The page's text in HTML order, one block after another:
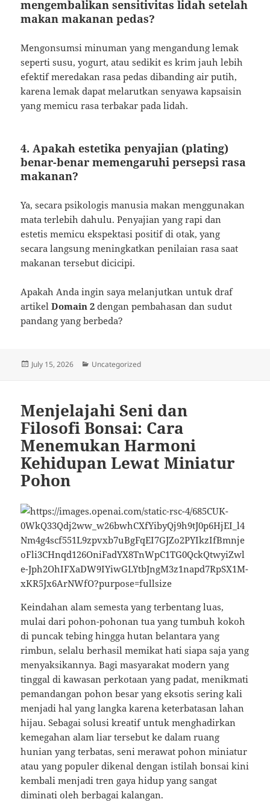
mengembalikan sensitivitas lidah setelah
makan makanan pedas?
Mengonsumsi minuman yang mengandung lemak
seperti susu, yogurt, atau sedikit es krim jauh lebih
efektif meredakan rasa pedas dibanding air putih,
karena lemak dapat melarutkan senyawa kapsaisin
yang memicu rasa terbakar pada lidah.
4. Apakah estetika penyajian (plating)
benar-benar memengaruhi persepsi rasa
makanan?
Ya, secara psikologis manusia makan menggunakan
mata terlebih dahulu. Penyajian yang rapi dan
estetis memicu ekspektasi positif di otak, yang
secara langsung meningkatkan penilaian rasa saat
makanan tersebut dicicipi.
Apakah Anda ingin saya melanjutkan untuk draf
artikelDomain 2 dengan pembahasan dan sudut
pandang yang berbeda?
Posted
July 15, 2026 Categories
Uncategorized
Menjelajahi Seni dan
Filosofi Bonsai: Cara
Menemukan Harmoni
Kehidupan Lewat Miniatur
Pohon
Keindahan alam semesta yang terbentang luas,
mulai dari pohon-pohonan tua yang tumbuh kokoh
di puncak tebing hingga hutan belantara yang
rimbun, selalu berhasil memikat hati siapa saja yang
menyaksikannya. Bagi masyarakat modern yang
tinggal di kawasan perkotaan yang padat, menikmati
pemandangan pohon besar yang eksotis sering kali
menjadi hal yang langka karena keterbatasan lahan
hijau. Sebagai solusi kreatif untuk menghadirkan
kemegahan alam liar tersebut ke dalam ruang
hunian yang terbatas, seni merawat pohon miniatur
atau yang populer dikenal dengan istilah bonsai kini
kembali menjadi tren gaya hidup yang sangat
diminati oleh berbagai kalangan.